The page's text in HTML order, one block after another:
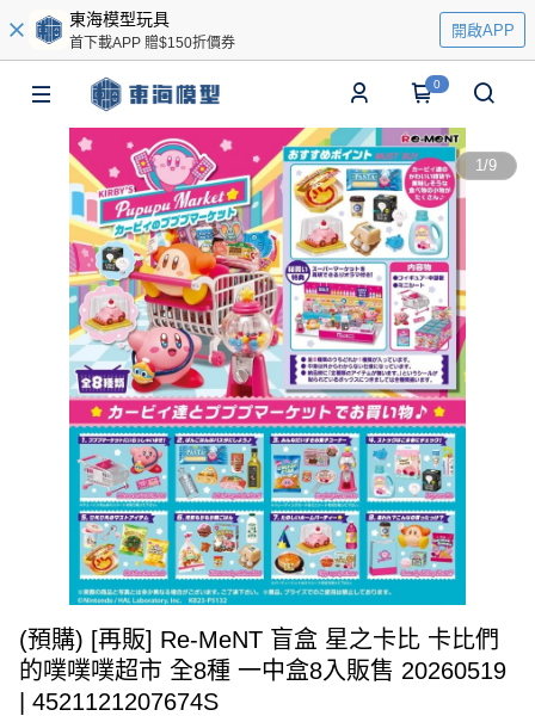
東海模型玩具
首下載APP 贈$150折價券
開啟APP
0
1/9
(預購) [再販] Re-MeNT 盲盒 星之卡比 卡比們
的噗噗噗超市 全8種 一中盒8入販售 20260519
| 4521121207674S